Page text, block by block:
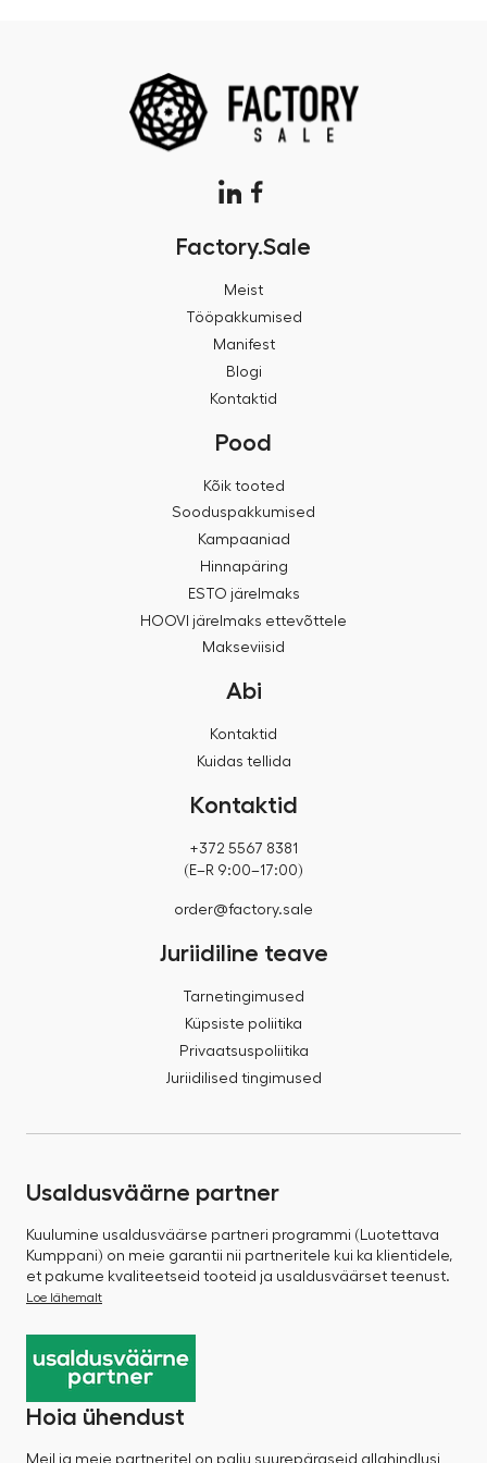
Factory.Sale
Meist
Tööpakkumised
Manifest
Blogi
Kontaktid
Pood
Kõik tooted
Sooduspakkumised
Kampaaniad
Hinnapäring
ESTO järelmaks
HOOVI järelmaks ettevõttele
Makseviisid
Abi
Kontaktid
Kuidas tellida
Kontaktid
+372 5567 8381
(E–R 9:00–17:00)
order@factory.sale
Juriidiline teave
Tarnetingimused
Küpsiste poliitika
Privaatsuspoliitika
Juriidilised tingimused
Usaldusväärne partner
Kuulumine usaldusväärse partneri programmi (Luotettava
Kumppani) on meie garantii nii partneritele kui ka klientidele,
et pakume kvaliteetseid tooteid ja usaldusväärset teenust.
Loe lähemalt
Hoia ühendust
Meil ja meie partneritel on palju suurepäraseid allahindlusi